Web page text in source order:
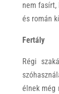
nem
és román
Fertály
Régi
élnek még